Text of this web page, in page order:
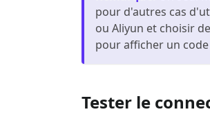
pour d'autres cas
ou Aliyun et choisir
pour afficher un
Tester le